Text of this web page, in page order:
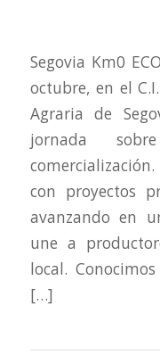
Segovia Km0
octubre, en el
Agraria de
jornada
con proyectos
avanzando en
une a
local.
[…]